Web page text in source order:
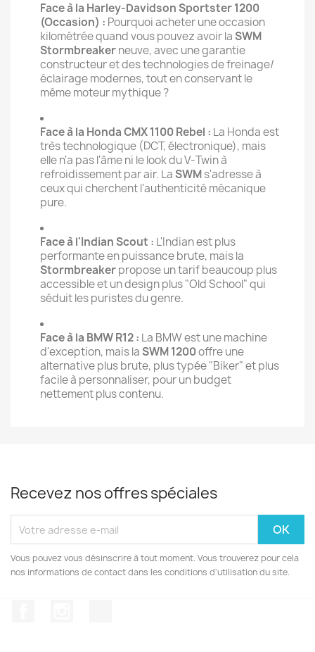
Face à la Harley-Davidson Sportster 1200
(Occasion) : Pourquoi acheter une occasion
kilométrée quand vous pouvez avoir laSWM
Stormbreakerneuve, avec une garantie
constructeur et des technologies de freinage/
éclairage modernes, tout en conservant le
même moteur mythique ?
Face à la Honda CMX 1100 Rebel : La Honda est
très technologique (DCT, électronique), mais
elle n'a pas l'âme ni le look du V-Twin à
refroidissement par air. LaSWMs'adresse à
ceux qui cherchent l'authenticité mécanique
pure.
Face à l'Indian Scout : L'Indian est plus
performante en puissance brute, mais la
Stormbreakerpropose un tarif beaucoup plus
accessible et un design plus "Old School" qui
séduit les puristes du genre.
Face à la BMW R12 : La BMW est une machine
d'exception, mais laSWM 1200offre une
alternative plus brute, plus typée "Biker" et plus
facile à personnaliser, pour un budget
nettement plus contenu.
Recevez nos offres spéciales
Vous pouvez vous désinscrire à tout moment. Vous trouverez pour cela
nos informations de contact dans les conditions d'utilisation du site.